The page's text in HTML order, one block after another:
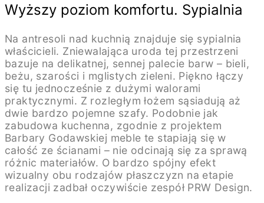
Wyższy poziom komfortu. Sypialnia
Na antresoli nad kuchnią znajduje się sypialnia
właścicieli. Zniewalająca uroda tej przestrzeni
bazuje na delikatnej, sennej palecie barw – bieli,
beżu, szarości i mglistych zieleni. Piękno łączy
się tu jednocześnie z dużymi walorami
praktycznymi. Z rozległym łożem sąsiadują aż
dwie bardzo pojemne szafy. Podobnie jak
zabudowa kuchenna, zgodnie z projektem
Barbary Godawskiej meble te stapiają się w
całość ze ścianami – nie odcinają się za sprawą
różnic materiałów. O bardzo spójny efekt
wizualny obu rodzajów płaszczyzn na etapie
realizacji zadbał oczywiście zespół PRW Design.